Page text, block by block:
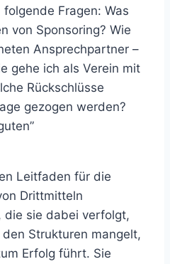
Fragen: Was
von Sponsoring? Wie
Ansprechpartner –
gehe ich als Verein mit
Rückschlüsse
gezogen werden?
Leitfaden für die
Drittmitteln
die sie dabei verfolgt,
Strukturen mangelt,
Erfolg führt. Sie